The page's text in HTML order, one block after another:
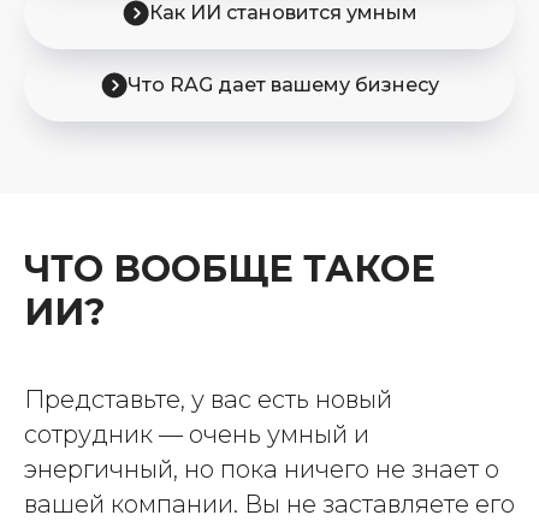
Как ИИ становится умным
Что RAG дает вашему бизнесу
ЧТО ВООБЩЕ ТАКОЕ
ИИ?
Представьте, у вас есть новый
сотрудник — очень умный и
энергичный, но пока ничего не знает о
вашей компании. Вы не заставляете его